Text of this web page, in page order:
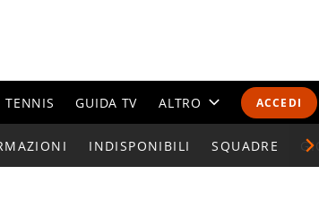
ACCEDI
TENNIS GUIDA TV ALTRO
CALENDARI E
INDISPONIBILI SQUADRE